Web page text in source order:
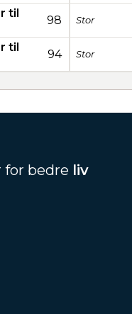
til
98 Stor
til
94 Stor
for bedre liv